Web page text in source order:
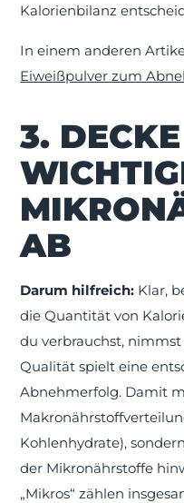
Kalorienbilanz
In einem anderen
Eiweißpulver zum
3.
AB
Darum hilfreich: Klar,
die Quantität von
du verbrauchst,
Qualität spielt eine
Abnehmerfolg. Damit
Kohlenhydrate),
der Mikronährstoffe
„Mikros“ zählen